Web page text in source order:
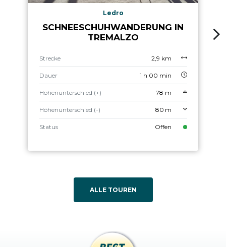
Ledro
SCHNEESCHUHWANDERUNG IN
TREMALZO
Strecke 2,9 km
Dauer 1 h 00 min
Höhenunterschied (+) 78 m
Höhenunterschied (-) 80 m
Status Offen
ALLE TOUREN